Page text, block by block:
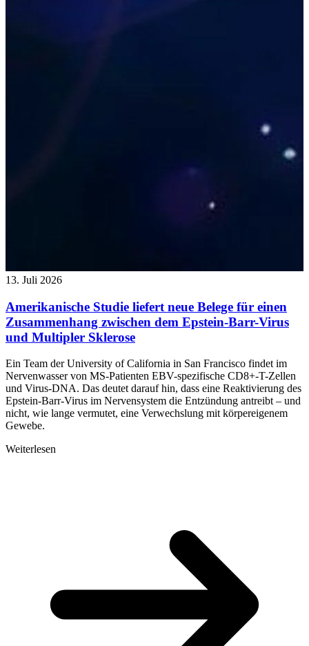
13. Juli 2026
Amerikanische Studie liefert neue Belege für einen
Zusammenhang zwischen dem Epstein-Barr-Virus
und Multipler Sklerose
Ein Team der University of California in San Francisco findet im
Nervenwasser von MS-Patienten EBV-spezifische CD8+-T-Zellen
und Virus-DNA. Das deutet darauf hin, dass eine Reaktivierung des
Epstein-Barr-Virus im Nervensystem die Entzündung antreibt – und
nicht, wie lange vermutet, eine Verwechslung mit körpereigenem
Gewebe.
Weiterlesen